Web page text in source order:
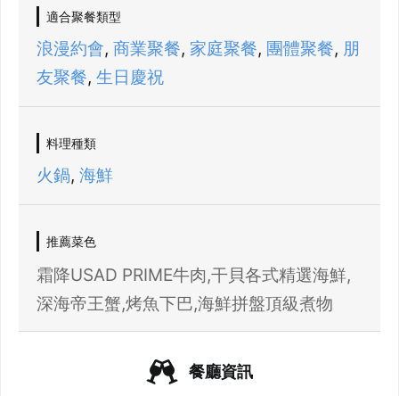
21 人以上大型訂位，請洽 LINE 官方帳號
@eztable
適合聚餐類型
浪漫約會, 商業聚餐, 家庭聚餐, 團體聚餐, 朋
友聚餐, 生日慶祝
料理種類
火鍋, 海鮮
推薦菜色
霜降USAD PRIME牛肉,干貝各式精選海鮮,
深海帝王蟹,烤魚下巴,海鮮拼盤頂級煮物
餐廳資訊
先不要